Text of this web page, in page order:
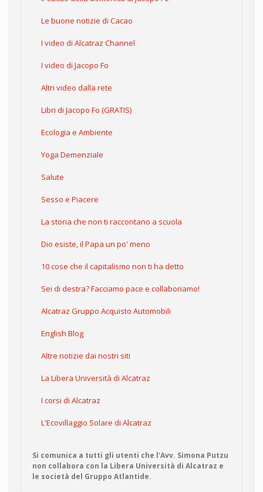
Le buone notizie di Cacao
I video di Alcatraz Channel
I video di Jacopo Fo
Altri video dalla rete
Libri di Jacopo Fo (GRATIS)
Ecologia e Ambiente
Yoga Demenziale
Salute
Sesso e Piacere
La storia che non ti raccontano a scuola
Dio esiste, il Papa un po' meno
10 cose che il capitalismo non ti ha detto
Sei di destra? Facciamo pace e collaboriamo!
Alcatraz Gruppo Acquisto Automobili
English Blog
Altre notizie dai nostri siti
La Libera Università di Alcatraz
I corsi di Alcatraz
L'Ecovillaggio Solare di Alcatraz
Si comunica a tutti gli utenti che l'Avv. Simona Putzu
non collabora con la Libera Università di Alcatraz e
le società del Gruppo Atlantide.